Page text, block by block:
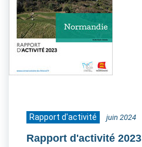
Rapport d'activité juin 2024
Rapport d'activité 2023